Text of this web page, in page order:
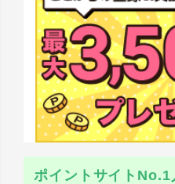
ポイントサイトNo.1